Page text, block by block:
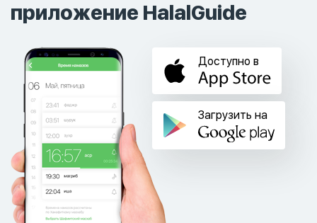
приложение HalalGuide
Доступно в
Загрузить на